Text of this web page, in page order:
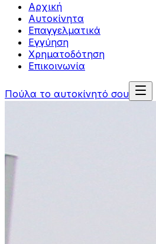
Αρχική
Αυτοκίνητα
Επαγγελματικά
Εγγύηση
Χρηματοδότηση
Επικοινωνία
Πούλα το αυτοκίνητό σου